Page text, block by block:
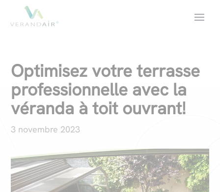
Optimisez votre terrasse
professionnelle avec la
véranda à toit ouvrant!
3 novembre 2023